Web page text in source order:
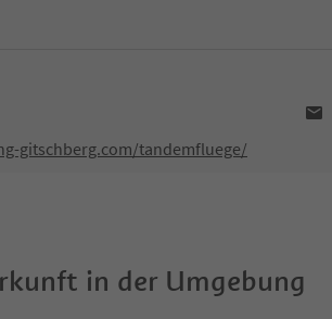
gitschberg.com/tandemfluege/
in der Umgebung